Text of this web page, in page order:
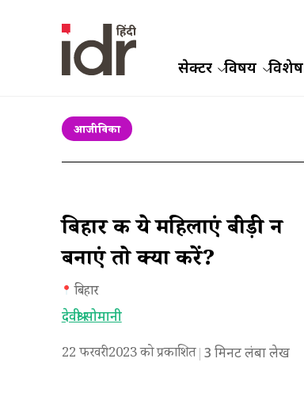
सेक्टर विषय विशेष
आजीविका
बिहार की ये महिलाएं बीड़ी न
बनाएं तो क्या करें?
बिहार
देवश्री सोमानी
22 फरवरी 2023 को प्रकाशित 3 मिनट लंबा लेख